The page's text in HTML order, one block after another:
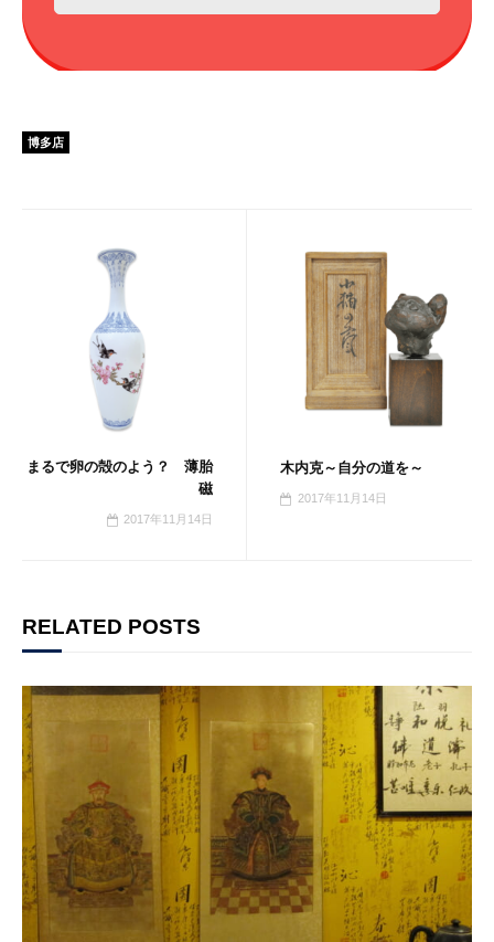
博多店
まるで卵の殻のよう？ 薄胎
磁
2017年11月14日
木内克～自分の道を～
2017年11月14日
RELATED POSTS